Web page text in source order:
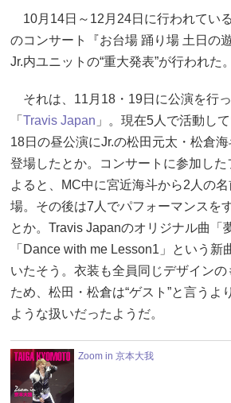
10月14日～12月24日に行われている
のコンサート『お台場 踊り場 土日の
Jr.内ユニットの“重大発表”が行われた。
それは、11月18・19日に公演を行
「 Travis Japan 」。現在5人で活動し
18日の昼公演にJr.の松田元太・松倉海
登場したとか。コンサートに参加した
よると、MC中に宮近海斗から2人の
場。その後は7人でパフォーマンスを
とか。Travis Japanのオリジナル曲「
「Dance with me Lesson1」という新
いたそう。衣装も全員同じデザイン
ため、松田・松倉は“ゲスト”と言うよ
ような扱いだったようだ。
Zoom in 京本大我